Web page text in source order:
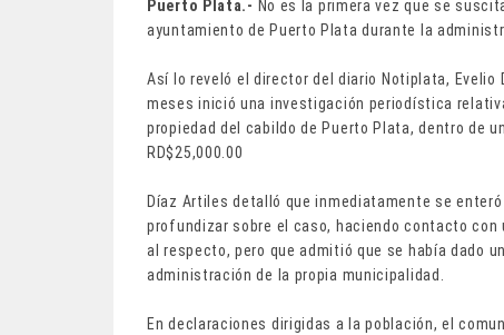
Puerto Plata.- No es la primera vez que se
ayuntamiento de Puerto Plata durante la
Así lo reveló el director del diario Notiplata,
meses inició una investigación periodística
propiedad del cabildo de Puerto Plata, dentro de
RD$25,000.00
Díaz Artiles detalló que inmediatamente se
profundizar sobre el caso, haciendo contacto
al respecto, pero que admitió que se había dado
administración de la propia municipalidad.
En declaraciones dirigidas a la población, el